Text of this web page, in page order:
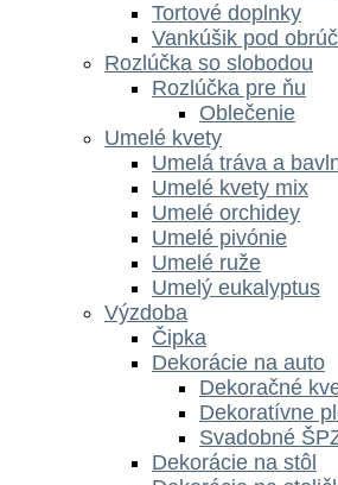
Tortové doplnky
Vankúšik pod
Rozlúčka so slobodou
Rozlúčka pre ňu
Oblečenie
Umelé kvety
Umelá tráva a
Umelé kvety mix
Umelé orchidey
Umelé pivónie
Umelé ruže
Umelý eukalyptus
Výzdoba
Čipka
Dekorácie na auto
Dekoračné
Dekoratívne
Svadobné
Dekorácie na stôl